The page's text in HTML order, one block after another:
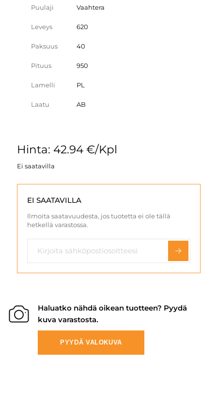
Puulaji Vaahtera
Leveys 620
Paksuus 40
Pituus 950
Lamelli PL
Laatu AB
Hinta: 42.94 €/Kpl
Ei saatavilla
EI SAATAVILLA
Ilmoita saatavuudesta, jos tuotetta ei ole tällä
hetkellä varastossa.
Haluatko nähdä oikean tuotteen? Pyydä
kuva varastosta.
PYYDÄ VALOKUVA